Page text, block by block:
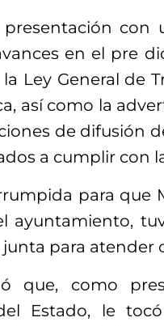
presentación con
en el pre
Ley General de
así como la
de difusión
a cumplir con
para que
ayuntamiento,
para atender
que, como
Estado, le